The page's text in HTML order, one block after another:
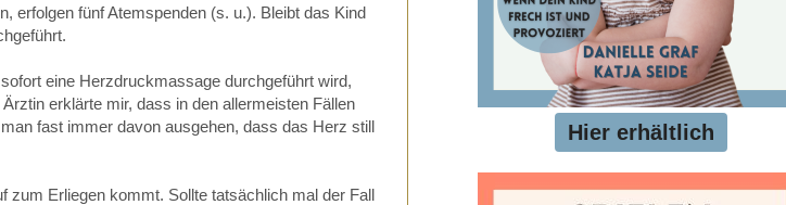
erfolgen fünf Atemspenden (s. u.). Bleibt das Kind
eine Herzdruckmassage durchgeführt wird,
erklärte mir, dass in den allermeisten Fällen
fast immer davon ausgehen, dass das Herz still
zum Erliegen kommt. Sollte tatsächlich mal der Fall
Hier erhältlich